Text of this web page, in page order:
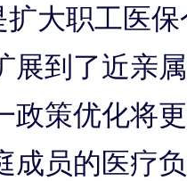
扩大职工医
展到了近亲
政策优化将
成员的医疗